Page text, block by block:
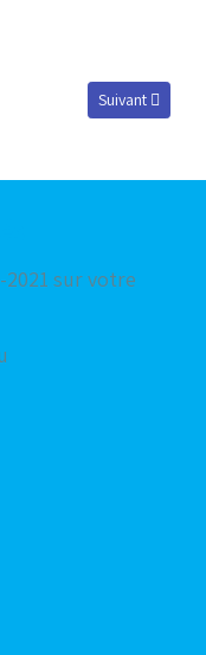
pour la réserve ?Article suivant :
Suivant
2021 sur votre